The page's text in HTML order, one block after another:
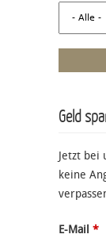
Geld
Jetzt bei
keine
E-Mail *